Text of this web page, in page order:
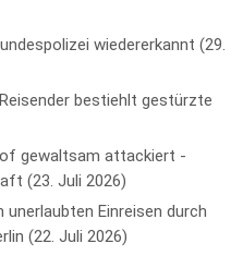
wiedererkannt
29.
bestiehlt gestürzte
gewaltsam attackiert -
23. Juli 2026
unerlaubten Einreisen durch
22. Juli 2026